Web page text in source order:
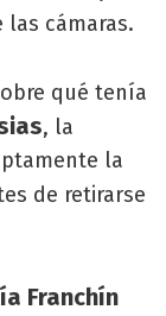
las cámaras.
qué tenía
, la
la
de retirarse
Franchín